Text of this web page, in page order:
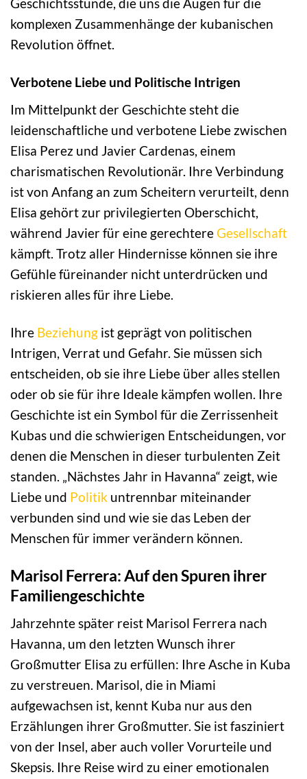
Geschichtsstunde, die uns die Augen für die
komplexen Zusammenhänge der kubanischen
Revolution öffnet.
Verbotene Liebe und Politische Intrigen
Im Mittelpunkt der Geschichte steht die
leidenschaftliche und verbotene Liebe zwischen
Elisa Perez und Javier Cardenas, einem
charismatischen Revolutionär. Ihre Verbindung
ist von Anfang an zum Scheitern verurteilt, denn
Elisa gehört zur privilegierten Oberschicht,
während Javier für eine gerechtereGesellschaft
kämpft. Trotz aller Hindernisse können sie ihre
Gefühle füreinander nicht unterdrücken und
riskieren alles für ihre Liebe.
Ihre Beziehung ist geprägt von politischen
Intrigen, Verrat und Gefahr. Sie müssen sich
entscheiden, ob sie ihre Liebe über alles stellen
oder ob sie für ihre Ideale kämpfen wollen. Ihre
Geschichte ist ein Symbol für die Zerrissenheit
Kubas und die schwierigen Entscheidungen, vor
denen die Menschen in dieser turbulenten Zeit
standen. „Nächstes Jahr in Havanna“ zeigt, wie
Liebe und Politik untrennbar miteinander
verbunden sind und wie sie das Leben der
Menschen für immer verändern können.
Marisol Ferrera: Auf den Spuren ihrer
Familiengeschichte
Jahrzehnte später reist Marisol Ferrera nach
Havanna, um den letzten Wunsch ihrer
Großmutter Elisa zu erfüllen: Ihre Asche in Kuba
zu verstreuen. Marisol, die in Miami
aufgewachsen ist, kennt Kuba nur aus den
Erzählungen ihrer Großmutter. Sie ist fasziniert
von der Insel, aber auch voller Vorurteile und
Skepsis. Ihre Reise wird zu einer emotionalen